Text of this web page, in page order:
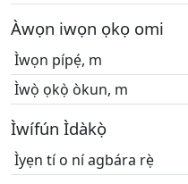
Àwọn iwọn ọkọ omi
Ìwọn pípẹ́, m
Ìwọ̀ ọkọ̀ òkun, m
Ìwífún Ìdàkọ̀
Ìyẹn tí o ní agbára rẹ̀